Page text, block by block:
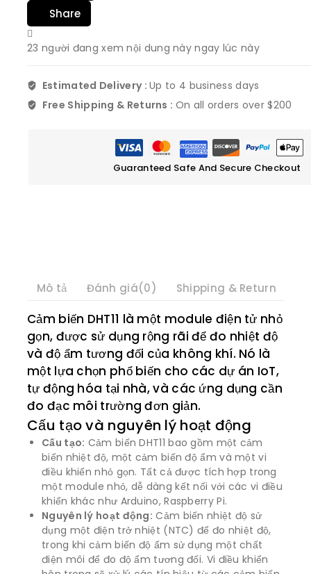
Share
23 người đang xem nội dung này ngay lúc này
Estimated Delivery :Up to 4 business days
Free Shipping & Returns : On all orders over $200
Guaranteed Safe And Secure Checkout
Mô tả Đánh giá(0) Shipping & Return
Cảm biến DHT11 là một module điện tử nhỏ
gọn, được sử dụng rộng rãi để đo nhiệt độ
và độ ẩm tương đối của không khí. Nó là
một lựa chọn phổ biến cho các dự án IoT,
tự động hóa tại nhà, và các ứng dụng cần
đo đạc môi trường đơn giản.
Cấu tạo và nguyên lý hoạt động
Cấu tạo: Cảm biến DHT11 bao gồm một cảm
biến nhiệt độ, một cảm biến độ ẩm và một vi
điều khiển nhỏ gọn. Tất cả được tích hợp trong
một module nhỏ, dễ dàng kết nối với các vi điều
khiển khác như Arduino, Raspberry Pi.
Nguyên lý hoạt động: Cảm biến nhiệt độ sử
dụng một điện trở nhiệt (NTC) để đo nhiệt độ,
trong khi cảm biến độ ẩm sử dụng một chất
điện môi để đo độ ẩm tương đối. Vi điều khiển